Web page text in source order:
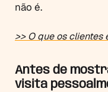
não é.
>> O que os clientes
Antes de
visita